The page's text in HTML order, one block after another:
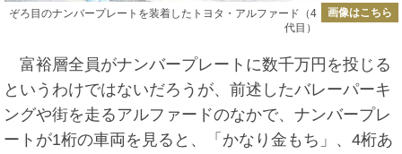
ぞろ目のナンバープレートを装着したトヨタ・アルファード（4
代目）
画像はこちら
富裕層全員がナンバープレートに数千万円を投じる
というわけではないだろうが、前述したバレーパーキ
ングや街を走るアルファードのなかで、ナンバープレ
ートが1桁の車両を見ると、「かなり金もち」、4桁あ